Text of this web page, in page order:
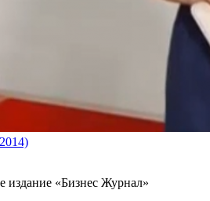
издание «Бизнес Журнал»